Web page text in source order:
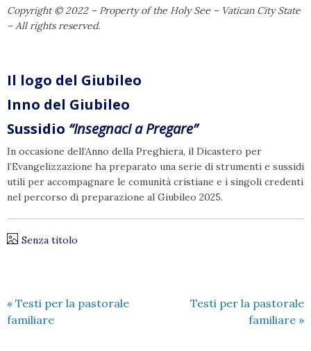
Copyright © 2022 – Property of the Holy See – Vatican City State
– All rights reserved.
Il logo del Giubileo
Inno del Giubileo
Sussidio “Insegnaci a Pregare”
In occasione dell’Anno della Preghiera, il Dicastero per
l’Evangelizzazione ha preparato una serie di strumenti e sussidi
utili per accompagnare le comunità cristiane e i singoli credenti
nel percorso di preparazione al Giubileo 2025.
Senza titolo
« Testi per la pastorale
familiare
Testi per la pastorale
familiare »